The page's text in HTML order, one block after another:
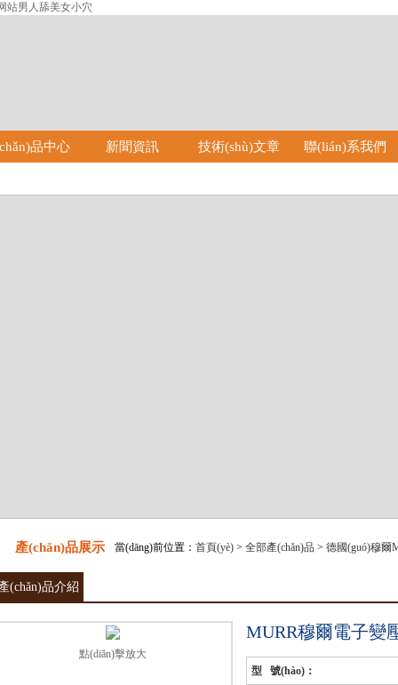
站男人舔美女小穴
品中心 新聞資訊 技術(shù)文章 聯(lián)系我們
產(chǎn)品展示 當(dāng)前位置： 首頁(yè) > 全部產(chǎn)品 > 德國(guó)穆爾
(chǎn)品介紹
點(diǎn)擊放大
MURR穆爾電子變
型 號(hào)：